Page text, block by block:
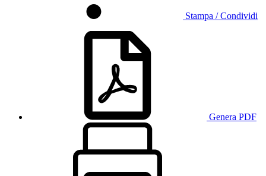
Stampa / Condividi
Genera PDF